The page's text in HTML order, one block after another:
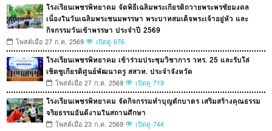
โรงเรียนเพชรพิทยาคม จัดพิธีเฉลิมพระเกียรติถวายพระพรชัยมงคล
เนื่องในวันเฉลิมพระชนมพรรษา พระบาทสมเด็จพระเจ้าอยู่หัว และ
กิจกรรมวันเข้าพรรษา ประจำปี 2569
โพสต์เมื่อ 27 ก.ค. 2569 เปิดดู 676
โรงเรียนเพชรพิทยาคม เข้าร่วมประชุมวิชาการ วทร. 25 และรับโล่
เชิดชูเกียรติศูนย์พัฒนาครู สสวท. ประจำจังหวัด
โพสต์เมื่อ 27 ก.ค. 2569 เปิดดู 719
โรงเรียนเพชรพิทยาคม จัดกิจกรรมทำบุญตักบาตร เสริมสร้างคุณธรรม
จริยธรรมอันดีงามในสถานศึกษา
โพสต์เมื่อ 23 ก.ค. 2569 เปิดดู 744